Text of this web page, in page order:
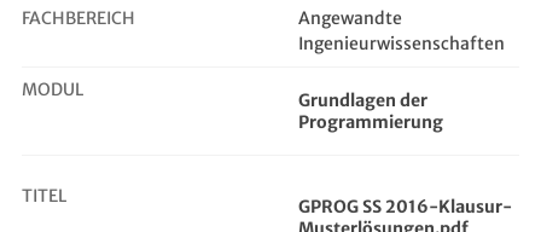
GPROG SS 2016-Klausur-Musterlösung...
FACHBEREICH
Angewandte
Ingenieurwissenschaften
MODUL
Grundlagen der
Programmierung
TITEL
GPROG SS 2016-Klausur-